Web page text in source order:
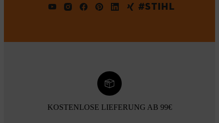
#STIHL
KOSTENLOSE LIEFERUNG AB 99€